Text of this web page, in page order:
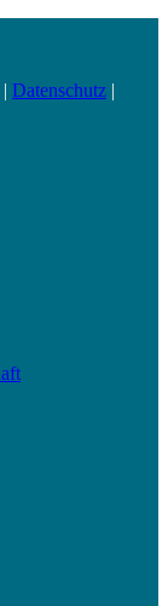
| Datenschutz |